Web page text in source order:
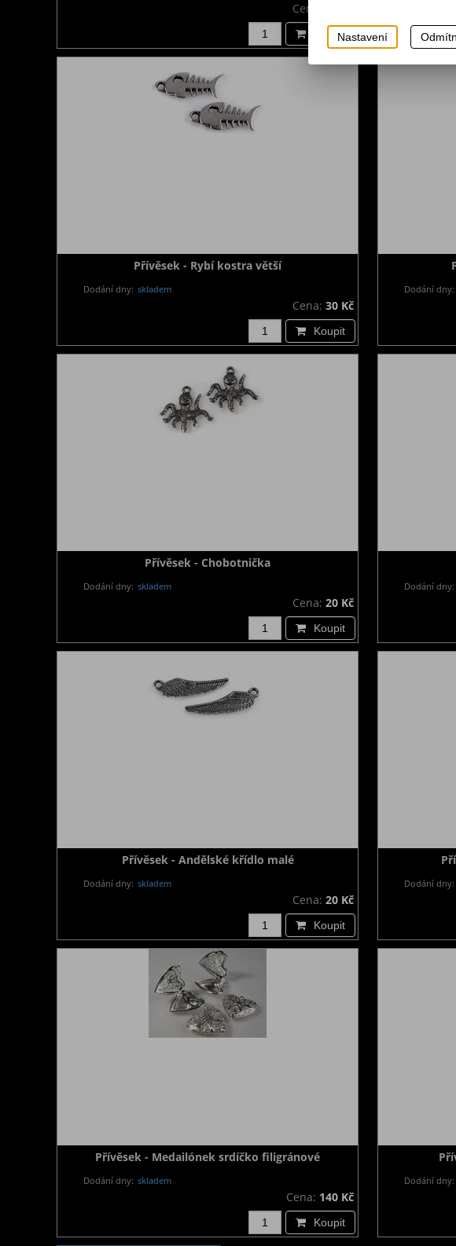
Cena:
Koupit
Přívěsek - Rybí kostra větší
Dodání dny: skladem
Cena: 30 Kč
Koupit
Dodání dny:
Přívěsek - Chobotnička
Dodání dny: skladem
Cena: 20 Kč
Koupit
Dodání dny:
Přívěsek - Andělské křídlo malé
Dodání dny: skladem
Cena: 20 Kč
Koupit
Dodání dny:
Přívěsek - Medailónek srdíčko filigránové
Dodání dny: skladem
Cena: 140 Kč
Koupit
Dodání dny:
Nastavení